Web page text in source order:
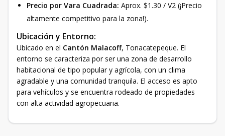
Precio por Vara Cuadrada: Aprox. $1.30 / V2 (¡Precio
altamente competitivo para la zona!).
Ubicación y Entorno:
Ubicado en el Cantón Malacoff, Tonacatepeque. El
entorno se caracteriza por ser una zona de desarrollo
habitacional de tipo popular y agrícola, con un clima
agradable y una comunidad tranquila. El acceso es apto
para vehículos y se encuentra rodeado de propiedades
con alta actividad agropecuaria.